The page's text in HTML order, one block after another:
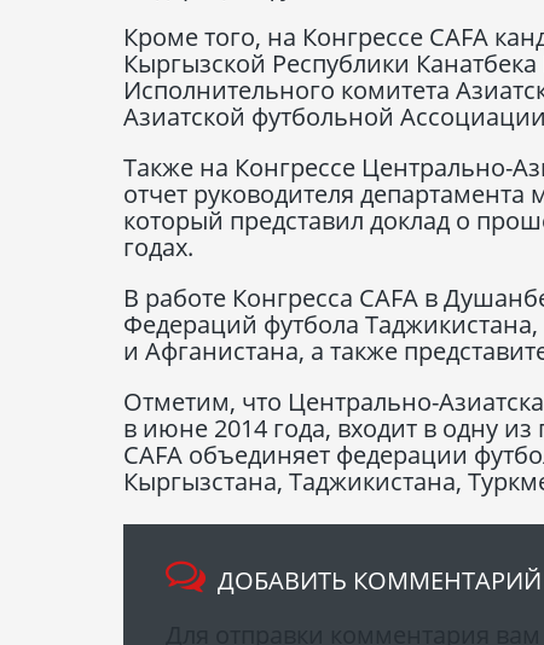
Кроме того, на Конгрессе CAFA
Кыргызской Республики
Исполнительного комитета
Азиатской футбольной
Также на Конгрессе Центрально-
отчет руководителя
который представил доклад о
годах.
В работе Конгресса CAFA в
Федераций футбола
и Афганистана, а также
Отметим, что Центрально-
в июне 2014 года, входит в одну
CAFA объединяет федерации
Кыргызстана, Таджикистана,
ДОБАВИТЬ КОММЕНТАРИЙ